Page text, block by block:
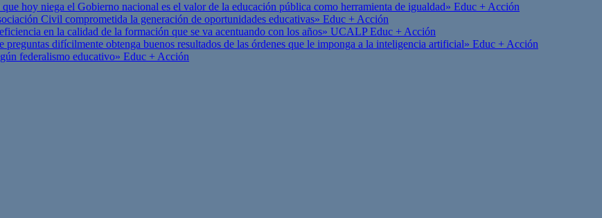
hoy niega el Gobierno nacional es el valor de la educación pública como herramienta de igualdad» Educ + Acción
Civil comprometida la generación de oportunidades educativas» Educ + Acción
en la calidad de la formación que se va acentuando con los años» UCALPEduc + Acción
difícilmente obtenga buenos resultados de las órdenes que le imponga a la inteligencia artificial» Educ + Acción
federalismo educativo» Educ + Acción